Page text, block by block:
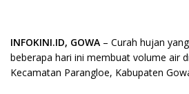
INFOKINI.ID, GOWA – Curah hujan
beberapa hari ini membuat volume air
Kecamatan Parangloe, Kabupaten